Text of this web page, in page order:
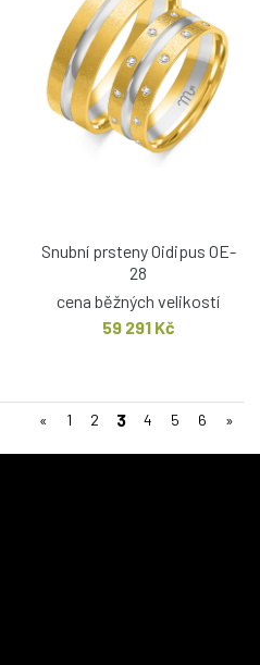
Snubní prsteny Oidipus OE-
28
cena běžných velikostí
59 291 Kč
« 1 2 3 4 5 6 »